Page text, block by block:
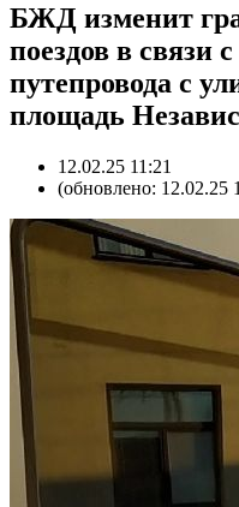
БЖД изменит
поездов в связи
путепровода с
площадь
12.02.25 11:21
(обновлено: 12.02.25